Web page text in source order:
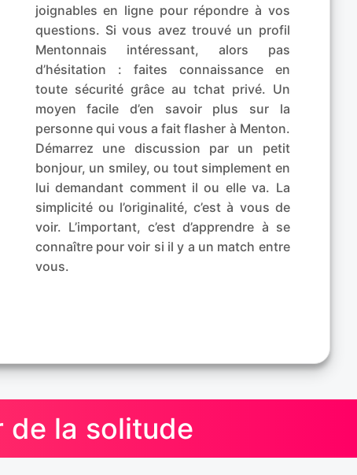
joignables en ligne pour répondre à vos
questions. Si vous avez trouvé un profil
Mentonnais intéressant, alors pas
d’hésitation : faites connaissance en
toute sécurité grâce au tchat privé. Un
moyen facile d’en savoir plus sur la
personne qui vous a fait flasher à Menton.
Démarrez une discussion par un petit
bonjour, un smiley, ou tout simplement en
lui demandant comment il ou elle va. La
simplicité ou l’originalité, c’est à vous de
voir. L’important, c’est d’apprendre à se
connaître pour voir si il y a un match entre
vous.
de la solitude